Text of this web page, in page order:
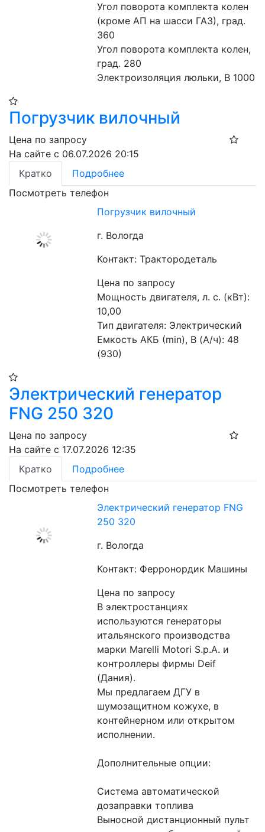
Угол поворота комплекта колен
(кроме АП на шасси ГАЗ), град.
360
Угол поворота комплекта колен,
град. 280
Электроизоляция люльки, В 1000
Погрузчик вилочный
Цена по запросу
На сайте с 06.07.2026 20:15
Кратко
Подробнее
Посмотреть телефон
Погрузчик вилочный
г. Вологда
Контакт: Трактородеталь
Цена по запросу
Мощность двигателя, л. с. (кВт):
10,00
Тип двигателя: Электрический
Емкость АКБ (min), В (А/ч): 48
(930)
Электрический генератор
FNG 250 320
Цена по запросу
На сайте с 17.07.2026 12:35
Кратко
Подробнее
Посмотреть телефон
Электрический генератор FNG
250 320
г. Вологда
Контакт: Ферронордик Машины
Цена по запросу
В электростанциях
используются генераторы
итальянского производства
марки Marelli Motori S.p.A. и
контроллеры фирмы Deif
(Дания).
Мы предлагаем ДГУ в
шумозащитном кожухе, в
контейнерном или открытом
исполнении.
Дополнительные опции:
Система автоматической
дозаправки топлива
Выносной дистанционный пульт